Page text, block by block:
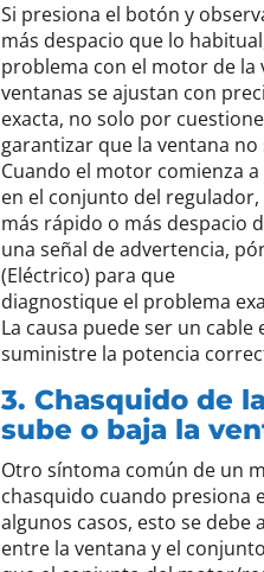
Si presiona el botón y
más despacio que lo
problema con el motor de la
ventanas se ajustan con
exacta, no solo por
garantizar que la ventana
Cuando el motor comienza
en el conjunto del
más rápido o más despacio
una señal de advertencia,
(Eléctrico) para que
diagnostique el problema
La causa puede ser un
suministre la potencia
3. Chasquido de
sube o baja la
Otro síntoma común de un
chasquido cuando presiona
algunos casos, esto se debe
entre la ventana y el